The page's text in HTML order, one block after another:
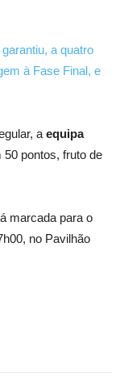
a quatro
à Fase Final, e
a equipa
50 pontos, fruto de
marcada para o
no Pavilhão